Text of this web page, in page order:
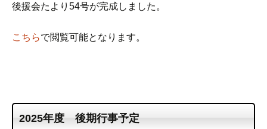
後援会たより54号が完成しました。
こちらで閲覧可能となります。
2025年度 後期行事予定